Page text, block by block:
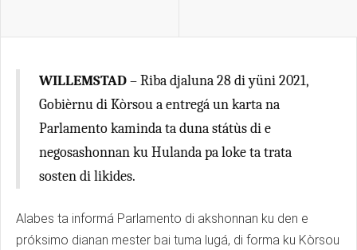
WILLEMSTAD– Riba djaluna 28 di yüni 2021,
Gobièrnu di Kòrsou a entregá un karta na
Parlamento kaminda ta duna státùs di e
negosashonnan ku Hulanda pa loke ta trata
sosten di likides.
Alabes ta informá Parlamento di akshonnan ku den e
próksimo dianan mester bai tuma lugá, di forma ku Kòrsou